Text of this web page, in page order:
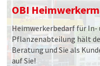
OBI
Heimwerkerbedarf für In-
Pflanzenabteilung hält
Beratung und Sie als
auf Sie!